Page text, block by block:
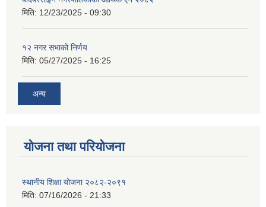
मिति: 12/23/2025 - 09:30
१२ नगर सभाको निर्णय
मिति: 05/27/2025 - 16:25
अन्य
योजना तथा परियोजना
स्थानीय शिक्षा योजना २०८२-२०९१
मिति: 07/16/2026 - 21:33